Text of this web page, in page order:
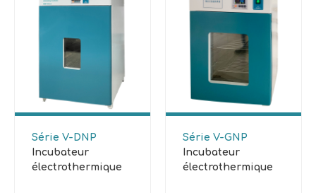
Contact
Série V-DNP
Incubateur
électrothermique
Série V-GNP
Incubateur
électrothermique